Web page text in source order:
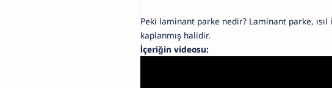
Peki laminant parke nedir? Laminant parke,
kaplanmış halidir.
İçeriğin videosu: